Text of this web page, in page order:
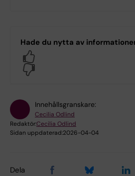
Hade du nytta av
Innehållsgranskare:
Cecilia Odlind
Redaktör:Cecilia Odlind
Sidan uppdaterad:2026-04-04
Dela